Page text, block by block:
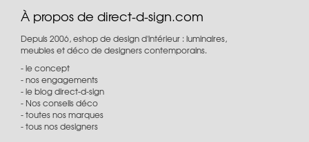
À propos de direct-d-sign.com
Depuis 2006, eshop de design d'intérieur : luminaires,
meubles et déco de designers contemporains.
le concept
nos engagements
le blog direct-d-sign
Nos conseils déco
toutes nos marques
tous nos designers